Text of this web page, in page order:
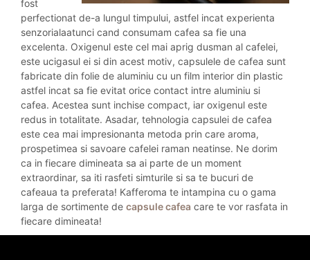
fost
perfectionat de-a lungul timpului, astfel incat experienta
senzorialaatunci cand consumam cafea sa fie una
excelenta. Oxigenul este cel mai aprig dusman al cafelei,
este ucigasul ei si din acest motiv, capsulele de cafea sunt
fabricate din folie de aluminiu cu un film interior din plastic
astfel incat sa fie evitat orice contact intre aluminiu si
cafea. Acestea sunt inchise compact, iar oxigenul este
redus in totalitate. Asadar, tehnologia capsulei de cafea
este cea mai impresionanta metoda prin care aroma,
prospetimea si savoare cafelei raman neatinse. Ne dorim
ca in fiecare dimineata sa ai parte de un moment
extraordinar, sa iti rasfeti simturile si sa te bucuri de
cafeaua ta preferata! Kafferoma te intampina cu o gama
larga de sortimente de capsule cafea care te vor rasfata in
fiecare dimineata!